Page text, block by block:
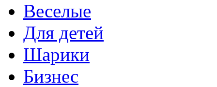
Веселые
Для детей
Шарики
Бизнес